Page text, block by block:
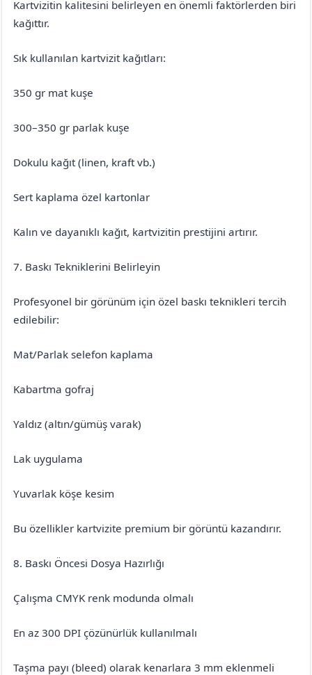
Kartvizitin kalitesini belirleyen en önemli faktörlerden biri
kağıttır.
Sık kullanılan kartvizit kağıtları:
350 gr mat kuşe
300–350 gr parlak kuşe
Dokulu kağıt (linen, kraft vb.)
Sert kaplama özel kartonlar
Kalın ve dayanıklı kağıt, kartvizitin prestijini artırır.
7. Baskı Tekniklerini Belirleyin
Profesyonel bir görünüm için özel baskı teknikleri tercih
edilebilir:
Mat/Parlak selefon kaplama
Kabartma gofraj
Yaldız (altın/gümüş varak)
Lak uygulama
Yuvarlak köşe kesim
Bu özellikler kartvizite premium bir görüntü kazandırır.
8. Baskı Öncesi Dosya Hazırlığı
Çalışma CMYK renk modunda olmalı
En az 300 DPI çözünürlük kullanılmalı
Taşma payı (bleed) olarak kenarlara 3 mm eklenmeli